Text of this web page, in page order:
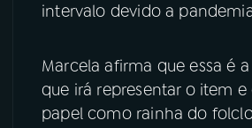
intervalo devido a
Marcela afirma que essa é
que irá representar o item e
papel como rainha do